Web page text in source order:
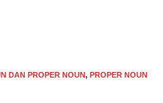
DAN PROPER NOUN, PROPER NOUN